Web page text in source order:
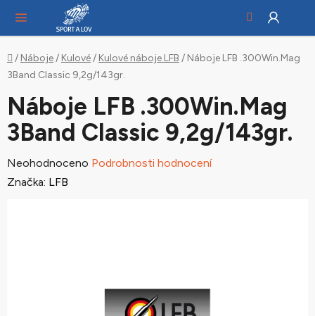
obsah
Domů
/ Náboje/ Kulové/ Kulové náboje LFB / Náboje LFB .300Win.Mag
3Band Classic 9,2g/143gr.
Náboje LFB .300Win.Mag
3Band Classic 9,2g/143gr.
Průměrné
hodnocení
Neohodnoceno Podrobnosti hodnocení
Značka: LFB